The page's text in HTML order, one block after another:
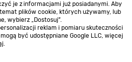
je z informacjami już posiadanymi. Aby
plików cookie, których używamy, lub
wybierz „Dostosuj”.
reklam i pomiaru skuteczności
być udostępniane Google LLC, więcej
.